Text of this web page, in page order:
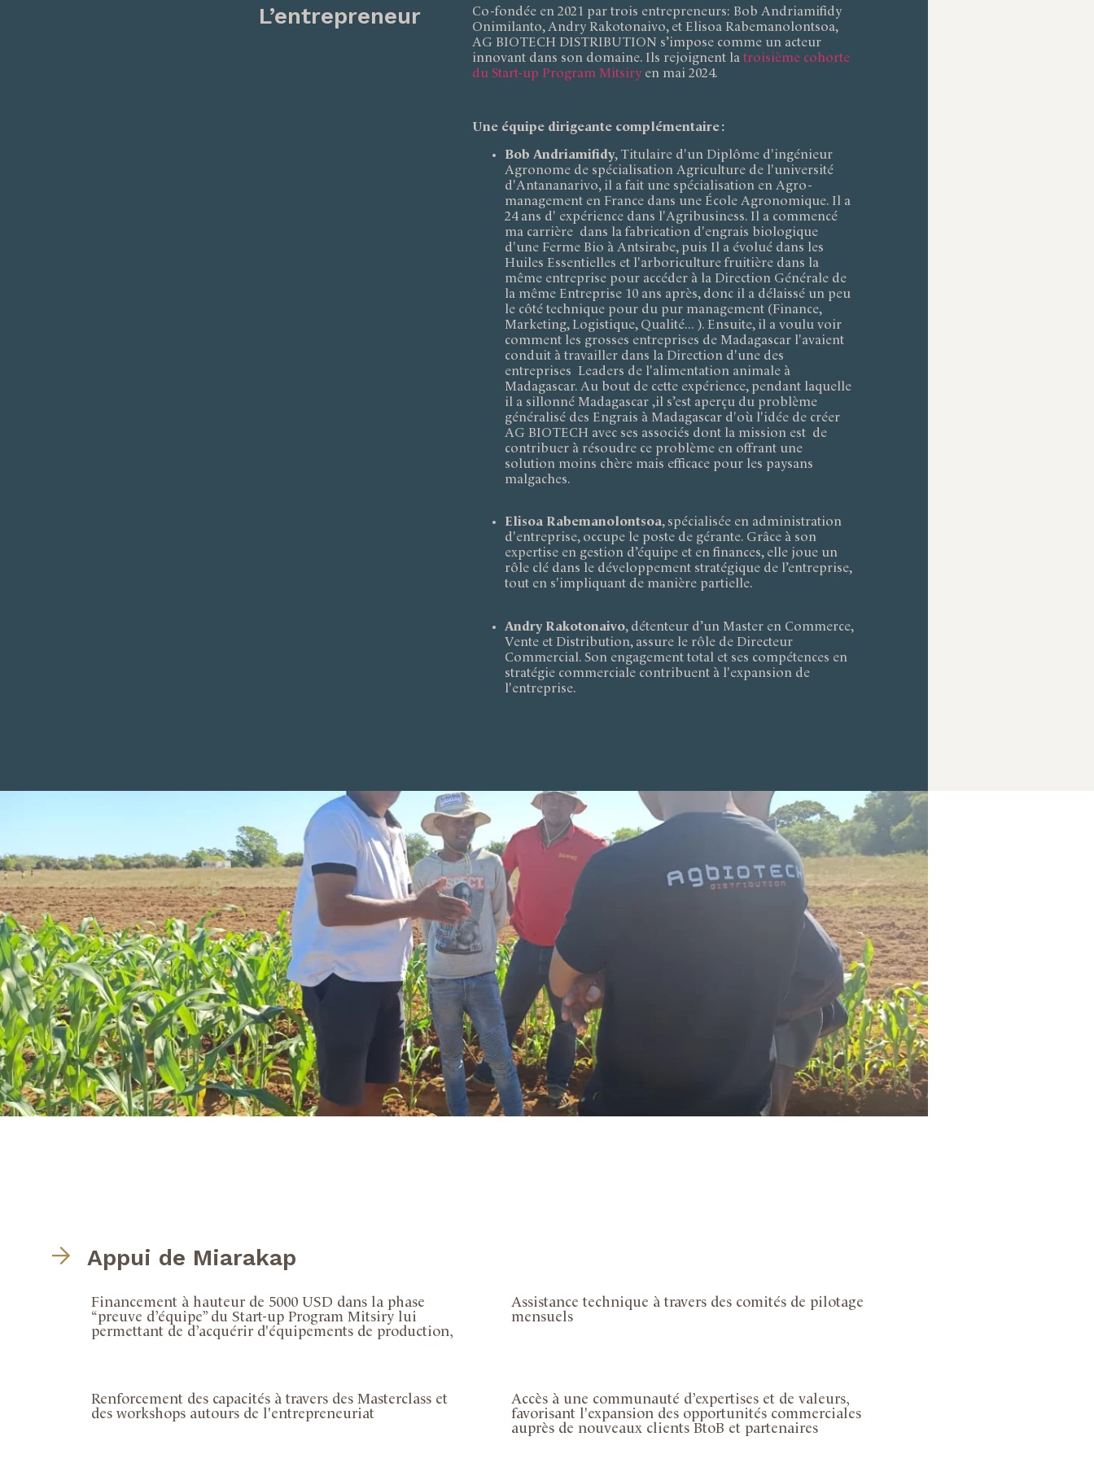
L’entrepreneur
Co-fondée en 2021 par trois entrepreneurs: Bob Andriamifidy
Onimilanto, Andry Rakotonaivo, et Elisoa Rabemanolontsoa,
AG BIOTECH DISTRIBUTION s’impose comme un acteur
innovant dans son domaine. Ils rejoignent la troisième cohorte
du Start-up Program Mitsiry en mai 2024.
Une équipe dirigeante complémentaire :
Bob Andriamifidy, Titulaire d'un Diplôme d'ingénieur
Agronome de spécialisation Agriculture de l'université
d'Antananarivo, il a fait une spécialisation en Agro-
management en France dans une École Agronomique. Il a
24 ans d' expérience dans l'Agribusiness. Il a commencé
ma carrière dans la fabrication d'engrais biologique
d'une Ferme Bio à Antsirabe, puis Il a évolué dans les
Huiles Essentielles et l'arboriculture fruitière dans la
même entreprise pour accéder à la Direction Générale de
la même Entreprise 10 ans après, donc il a délaissé un peu
le côté technique pour du pur management (Finance,
Marketing, Logistique, Qualité... ). Ensuite, il a voulu voir
comment les grosses entreprises de Madagascar l'avaient
conduit à travailler dans la Direction d'une des
entreprises Leaders de l'alimentation animale à
Madagascar. Au bout de cette expérience, pendant laquelle
il a sillonné Madagascar ,il s’est aperçu du problème
généralisé des Engrais à Madagascar d'où l'idée de créer
AG BIOTECH avec ses associés dont la mission est de
contribuer à résoudre ce problème en offrant une
solution moins chère mais efficace pour les paysans
malgaches.
Elisoa Rabemanolontsoa, spécialisée en administration
d'entreprise, occupe le poste de gérante. Grâce à son
expertise en gestion d’équipe et en finances, elle joue un
rôle clé dans le développement stratégique de l’entreprise,
tout en s'impliquant de manière partielle.
Andry Rakotonaivo, détenteur d’un Master en Commerce,
Vente et Distribution, assure le rôle de Directeur
Commercial. Son engagement total et ses compétences en
stratégie commerciale contribuent à l'expansion de
l'entreprise.
Appui de Miarakap
Financement à hauteur de 5000 USD dans la phase
“preuve d’équipe” du Start-up Program Mitsiry lui
permettant de d’acquérir d'équipements de production,
Assistance technique à travers des comités de pilotage
mensuels
Renforcement des capacités à travers des Masterclass et
des workshops autours de l'entrepreneuriat
Accès à une communauté d’expertises et de valeurs,
favorisant l'expansion des opportunités commerciales
auprès de nouveaux clients BtoB et partenaires